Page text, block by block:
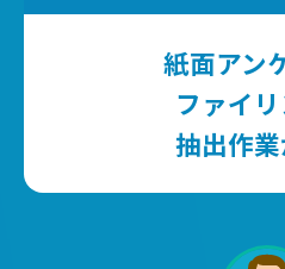
紙面アン
ファイ
抽出作